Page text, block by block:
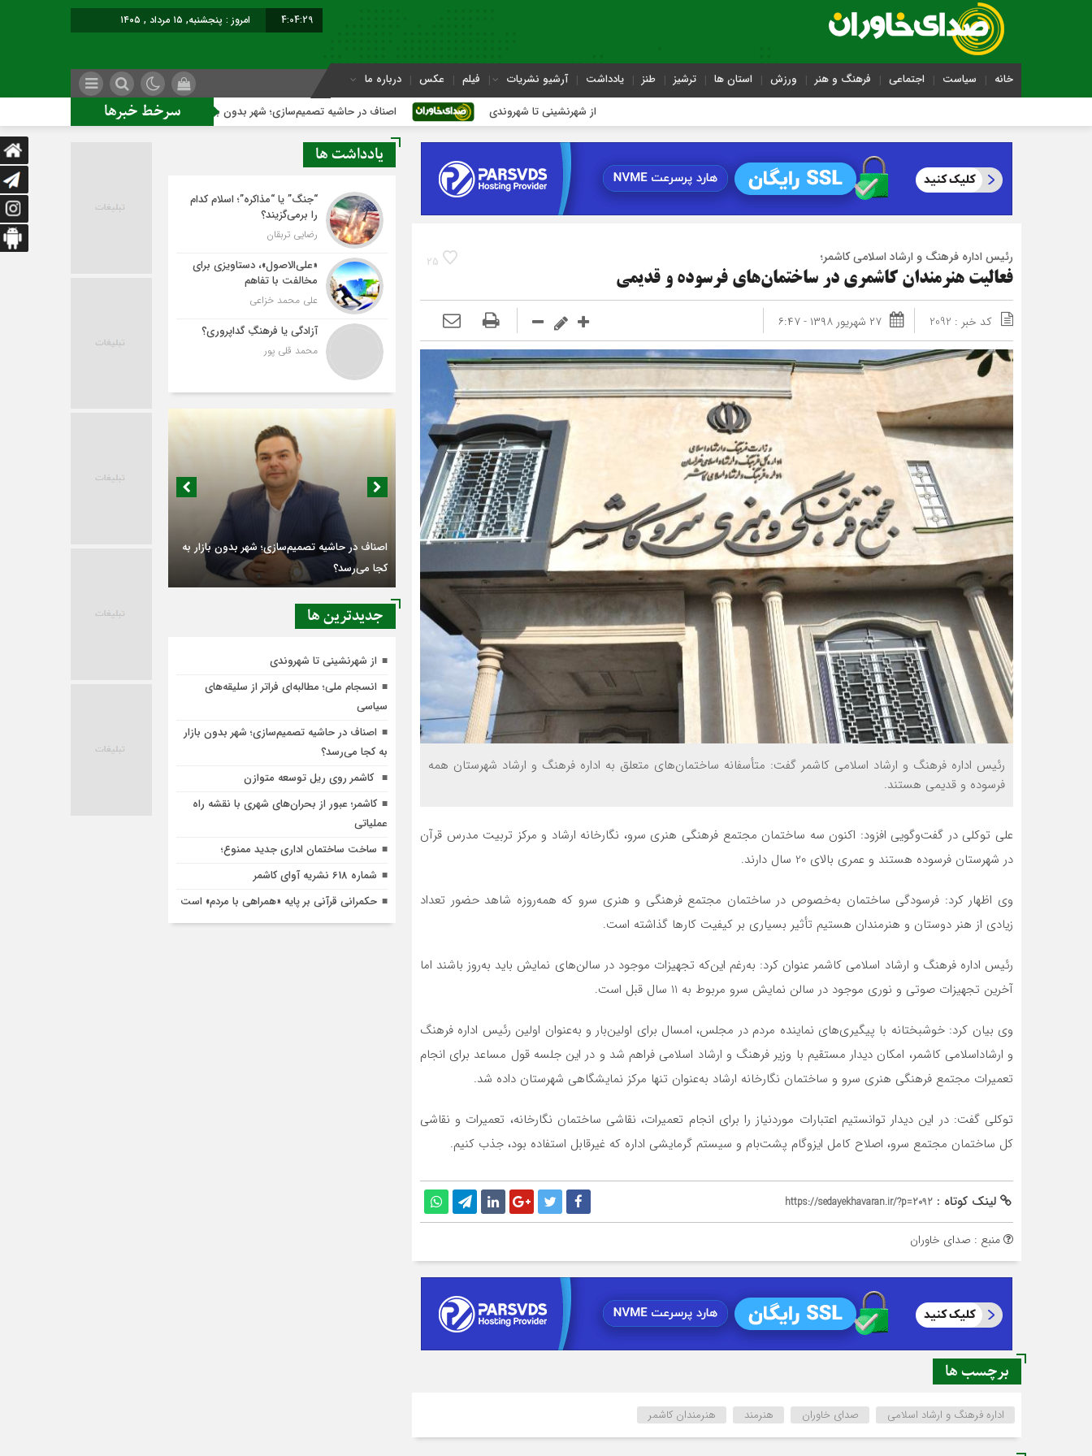
4:04:30 امروز : پنجشنبه, ۱۵ مرداد , ۱۴۰۵
خانه سیاست اجتماعی فرهنگ و هنر ورزش استان ها ترشیز طنز یادداشت آرشیو نشریات فیلم عکس درباره ما
سرخط خبرها از شهرنشینی تا شهروندی اصناف در حاشیه تصمیم‌سازی؛ شهر بدون بازار به کجا می‌رسد؟
25 رئیس اداره فرهنگ و ارشاد اسلامی کاشمر؛
فعالیت هنرمندان کاشمری در ساختمان‌های فرسوده و قدیمی
کد خبر : 2092 ۲۷ شهریور ۱۳۹۸ - ۶:۴۷
رئیس اداره فرهنگ و ارشاد اسلامی کاشمر گفت: متأسفانه ساختمان‌های متعلق به اداره فرهنگ و ارشاد شهرستان همه
فرسوده و قدیمی هستند.
علی توکلی در گفت‌وگویی افزود: اکنون سه ساختمان مجتمع فرهنگی هنری سرو، نگارخانه ارشاد و مرکز تربیت مدرس قرآن
در شهرستان فرسوده هستند و عمری بالای 20 سال دارند.
وی اظهار کرد: فرسودگی ساختمان به‌خصوص در ساختمان مجتمع فرهنگی و هنری سرو که همه‌روزه شاهد حضور تعداد
زیادی از هنر دوستان و هنرمندان هستیم تأثیر بسیاری بر کیفیت کارها گذاشته است.
رئیس اداره فرهنگ و ارشاد اسلامی کاشمر عنوان کرد: به‌رغم این‌که تجهیزات موجود در سالن‌های نمایش باید به‌روز باشند اما
آخرین تجهیزات صوتی و نوری موجود در سالن نمایش سرو مربوط به 11 سال قبل است.
وی بیان کرد: خوشبختانه با پیگیری‌های نماینده مردم در مجلس، امسال برای اولین‌بار و به‌عنوان اولین رئیس اداره فرهنگ
و ارشاداسلامی کاشمر، امکان دیدار مستقیم با وزیر فرهنگ و ارشاد اسلامی فراهم شد و در این جلسه قول مساعد برای انجام
تعمیرات مجتمع فرهنگی هنری سرو و ساختمان نگارخانه ارشاد به‌عنوان تنها مرکز نمایشگاهی شهرستان داده شد.
توکلی گفت: در این دیدار توانستیم اعتبارات موردنیاز را برای انجام تعمیرات، نقاشی ساختمان نگارخانه، تعمیرات و نقاشی
کل ساختمان مجتمع سرو، اصلاح کامل ایزوگام پشت‌بام و سیستم گرمایشی اداره که غیرقابل استفاده بود، جذب کنیم.
لینک کوتاه : https://sedayekhavaran.ir/?p=2092
منبع : صدای خاوران
برچسب ها
اداره فرهنگ و ارشاد اسلامی صدای خاوران هنرمند هنرمندان کاشمر
یادداشت ها
“جنگ” یا “مذاکره”؛ اسلام کدام
را برمی‌گزیند؟
رضایی تربقان
«علی‌الاصول»، دستاویزی برای
مخالفت با تفاهم
علی محمد خزاعی
آزادگی یا فرهنگِ گداپروری؟
محمد قلی پور
اصناف در حاشیه تصمیم‌سازی؛ شهر بدون بازار به
کجا می‌رسد؟
جديدترين ها
از شهرنشینی تا شهروندی
انسجام ملی؛ مطالبه‌ای فراتر از سلیقه‌های
سیاسی
اصناف در حاشیه تصمیم‌سازی؛ شهر بدون بازار
به کجا می‌رسد؟
کاشمر روی ریل توسعه متوازن
کاشمر؛ عبور از بحران‌های شهری با نقشه راه
عملیاتی
ساخت ساختمان اداری جدید ممنوع؛
شماره 618 نشریه آوای کاشمر
حکمرانی قرآنی بر پایه «همراهی با مردم» است